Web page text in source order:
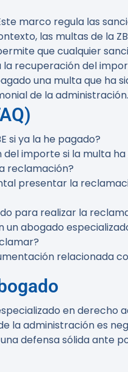
marco regula las
las multas de la
que cualquier
recuperación del
una multa que ha
de la administración.
si ya la he pagado?
importe si la multa
reclamación?
presentar la
para realizar la
abogado
relacionada
en
la administración es
defensa sólida ante